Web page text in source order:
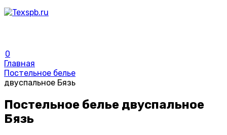
0
Главная
Постельное белье
двуспальное Бязь
Постельное белье двуспальное
Бязь